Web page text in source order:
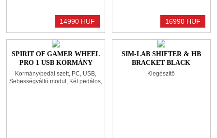
14990 HUF 16990 HUF
SPIRIT OF GAMER WHEEL
PRO 1 USB KORMÁNY
BLACK/RED
Kormány/pedál szett, PC, USB,
Sebességváltó modul, Két pedálos,
SIM-LAB SHIFTER & HB
BRACKET BLACK
Kiegészítő